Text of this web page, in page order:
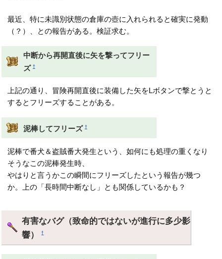
最近、特に未識別状態の倉庫の壺に入れられると確実に発動
（？）、との報告がある。検証求む。
中断から再開直後に矢を撃ってフリー
ズ †
上記の通り、冒険再開直後に装備した矢をLボタンで撃とうと
するとフリーズすることがある。
泥棒してフリーズ †
泥棒で番犬＆盗賊番大発生という、如何にも処理の重くなり
そうなこの泥棒発生時、
やはりと言うかこの瞬間にフリーズしたという報告が幾つ
か。上の「長時間中断なし」とも関係しているかも？
有害なバグ（致命的ではないが進行に多少影
響）†